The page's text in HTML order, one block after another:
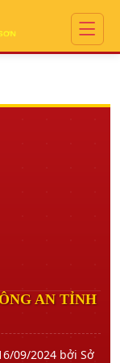
AN TỈNH
09/2024 bởi Sở